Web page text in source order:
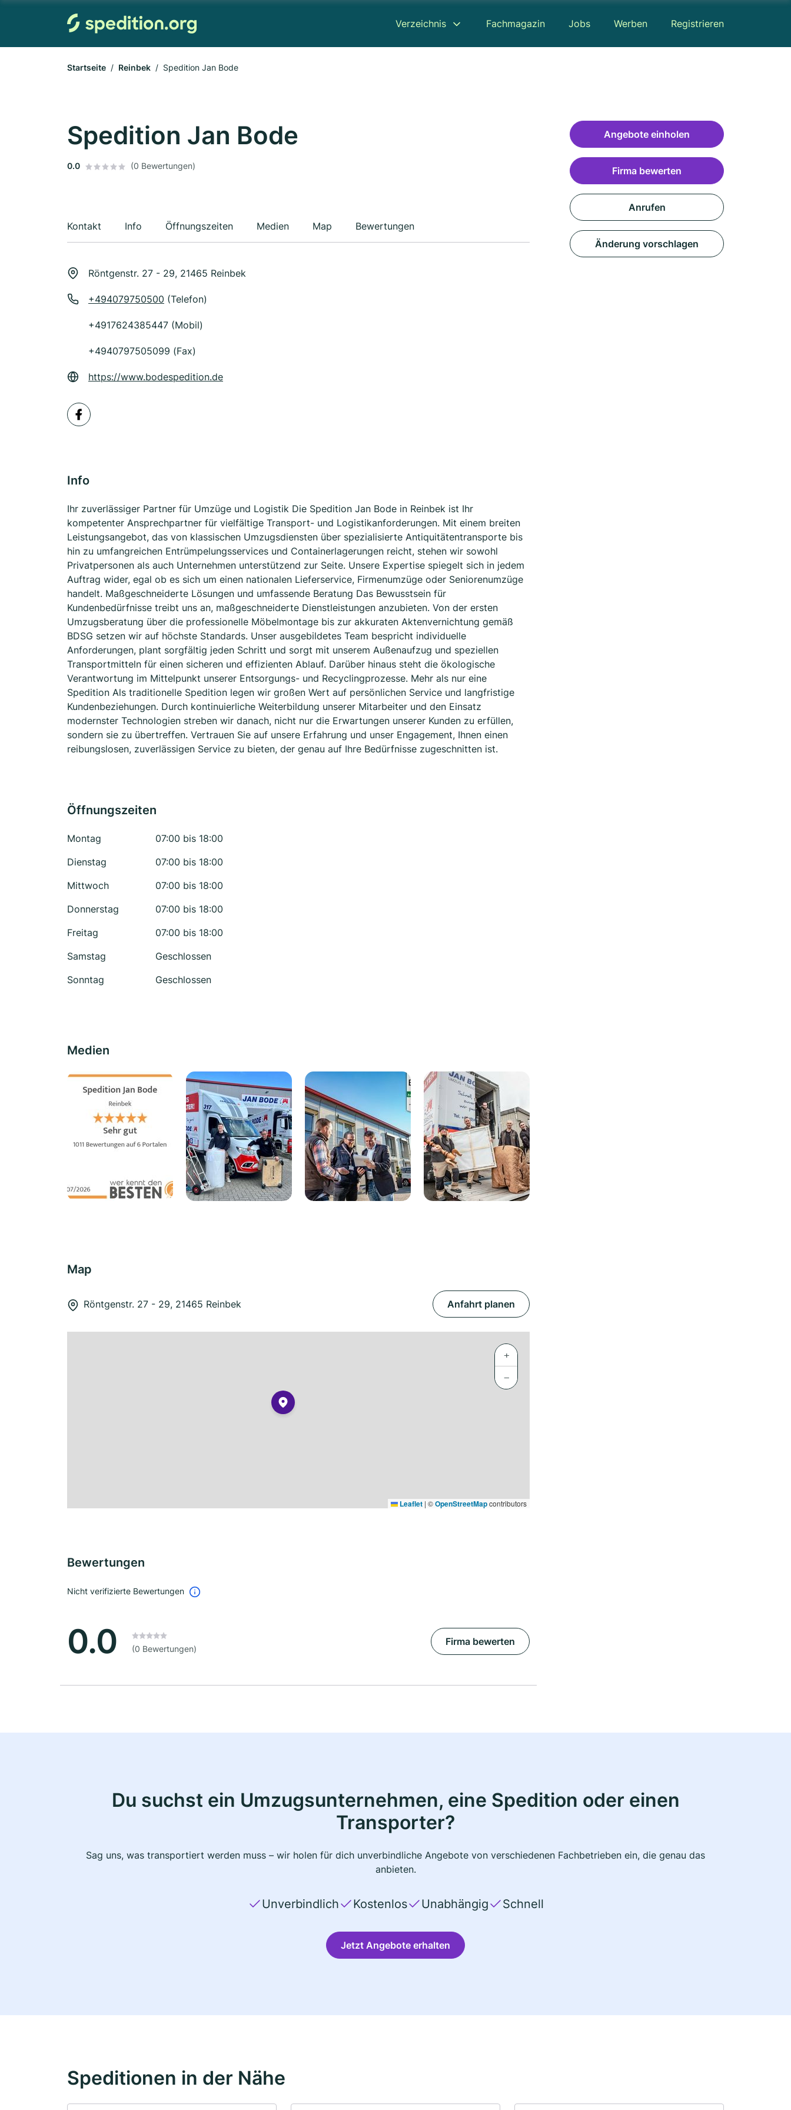
Verzeichnis Fachmagazin Jobs Werben Registrieren
Startseite Reinbek Spedition Jan Bode
Spedition Jan Bode
0.0 (0 Bewertungen)
Kontakt Info Öffnungszeiten Medien Map Bewertungen
Röntgenstr. 27 - 29, 21465 Reinbek
+494079750500 (Telefon)
+4917624385447 (Mobil)
+4940797505099 (Fax)
https://www.bodespedition.de
Info
Ihr zuverlässiger Partner für Umzüge und Logistik Die Spedition Jan Bode in Reinbek ist Ihr
kompetenter Ansprechpartner für vielfältige Transport- und Logistikanforderungen. Mit einem breiten
Leistungsangebot, das von klassischen Umzugsdiensten über spezialisierte Antiquitätentransporte bis
hin zu umfangreichen Entrümpelungsservices und Containerlagerungen reicht, stehen wir sowohl
Privatpersonen als auch Unternehmen unterstützend zur Seite. Unsere Expertise spiegelt sich in jedem
Auftrag wider, egal ob es sich um einen nationalen Lieferservice, Firmenumzüge oder Seniorenumzüge
handelt. Maßgeschneiderte Lösungen und umfassende Beratung Das Bewusstsein für
Kundenbedürfnisse treibt uns an, maßgeschneiderte Dienstleistungen anzubieten. Von der ersten
Umzugsberatung über die professionelle Möbelmontage bis zur akkuraten Aktenvernichtung gemäß
BDSG setzen wir auf höchste Standards. Unser ausgebildetes Team bespricht individuelle
Anforderungen, plant sorgfältig jeden Schritt und sorgt mit unserem Außenaufzug und speziellen
Transportmitteln für einen sicheren und effizienten Ablauf. Darüber hinaus steht die ökologische
Verantwortung im Mittelpunkt unserer Entsorgungs- und Recyclingprozesse. Mehr als nur eine
Spedition Als traditionelle Spedition legen wir großen Wert auf persönlichen Service und langfristige
Kundenbeziehungen. Durch kontinuierliche Weiterbildung unserer Mitarbeiter und den Einsatz
modernster Technologien streben wir danach, nicht nur die Erwartungen unserer Kunden zu erfüllen,
sondern sie zu übertreffen. Vertrauen Sie auf unsere Erfahrung und unser Engagement, Ihnen einen
reibungslosen, zuverlässigen Service zu bieten, der genau auf Ihre Bedürfnisse zugeschnitten ist.
Öffnungszeiten
Montag
07:00 bis 18:00
Dienstag
07:00 bis 18:00
Mittwoch
07:00 bis 18:00
Donnerstag
07:00 bis 18:00
Freitag
07:00 bis 18:00
Samstag
Geschlossen
Sonntag
Geschlossen
Medien
Map
Röntgenstr. 27 - 29, 21465 Reinbek Anfahrt planen
+
−
Leaflet | ©OpenStreetMapcontributors
Bewertungen
Nicht verifizierte Bewertungen
0.0 (0 Bewertungen)
Firma bewerten
Angebote einholen
Firma bewerten
Anrufen
Änderung vorschlagen
Du suchst ein Umzugsunternehmen, eine Spedition oder einen
Transporter?
Sag uns, was transportiert werden muss – wir holen für dich unverbindliche Angebote von verschiedenen Fachbetrieben ein, die genau das
anbieten.
Unverbindlich Kostenlos Unabhängig Schnell
Jetzt Angebote erhalten
Speditionen in der Nähe